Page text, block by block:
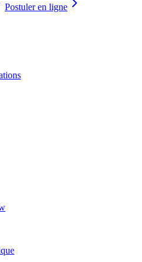
Postuler en ligne